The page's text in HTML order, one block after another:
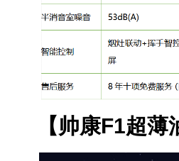
【帅康F1超